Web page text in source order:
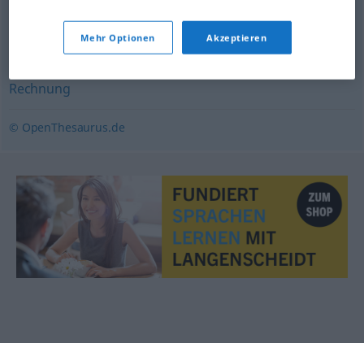
Rechnung,Faktur (veraltet) Abrechnung
Rechnung
© OpenThesaurus.de
Mehr Optionen Akzeptieren